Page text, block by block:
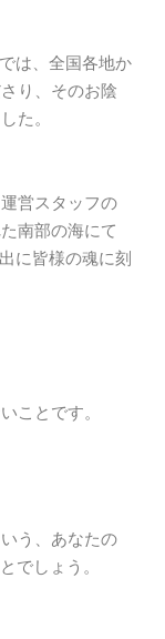
は、全国各地か
り、そのお陰
た。
営スタッフの
南部の海にて
に皆様の魂に刻
ことです。
う、あなたの
でしょう。